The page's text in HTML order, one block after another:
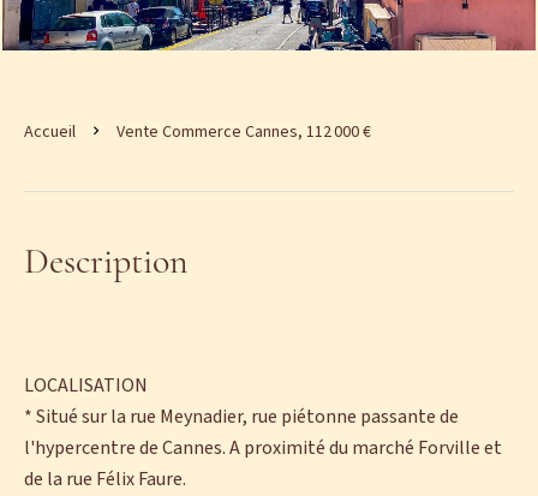
Accueil Vente Commerce Cannes, 112 000 €
Description
LOCALISATION
* Situé sur la rue Meynadier, rue piétonne passante de
l'hypercentre de Cannes. A proximité du marché Forville et
de la rue Félix Faure.